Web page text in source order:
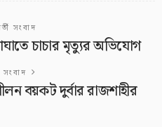
সংবাদ
চাচার মৃত্যুর অভিযোগ
সংবাদ
বয়কট দুর্বার রাজশাহীর